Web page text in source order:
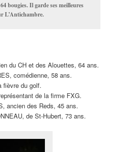
bougies. Il garde ses meilleures
L’Antichambre.
du CH et des Alouettes, 64 ans.
comédienne, 58 ans.
fièvre du golf.
de la firme FXG.
ancien des Reds, 45 ans.
de St-Hubert, 73 ans.